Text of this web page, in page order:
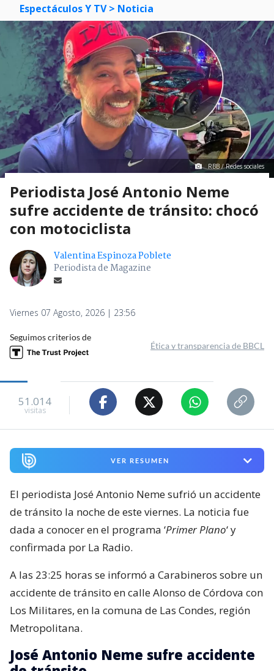
Espectáculos Y TV > Noticia
RBB / Redes sociales
Periodista José Antonio Neme
sufre accidente de tránsito: chocó
con motociclista
Valentina Espinoza Poblete
Periodista de Magazine
Viernes 07 Agosto, 2026 | 23:56
Seguimos criterios de
Ética y transparencia de BBCL
51.014
visitas
VER RESUMEN
El periodista José Antonio Neme sufrió un accidente
de tránsito la noche de este viernes. La noticia fue
dada a conocer en el programa ‘Primer Plano‘ y
confirmada por La Radio.
A las 23:25 horas se informó a Carabineros sobre un
accidente de tránsito en calle Alonso de Córdova con
Los Militares, en la comuna de Las Condes, región
Metropolitana.
José Antonio Neme sufre accidente